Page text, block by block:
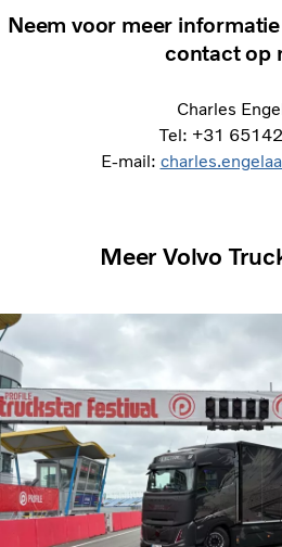
Neem voor meer
contact op
Charles
Tel: +31
E-mail:
Meer Volvo